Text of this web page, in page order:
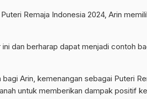
Remaja Indonesia 2024, Arin
dan berharap dapat menjadi contoh
Arin, kemenangan sebagai Puteri
untuk memberikan dampak positif